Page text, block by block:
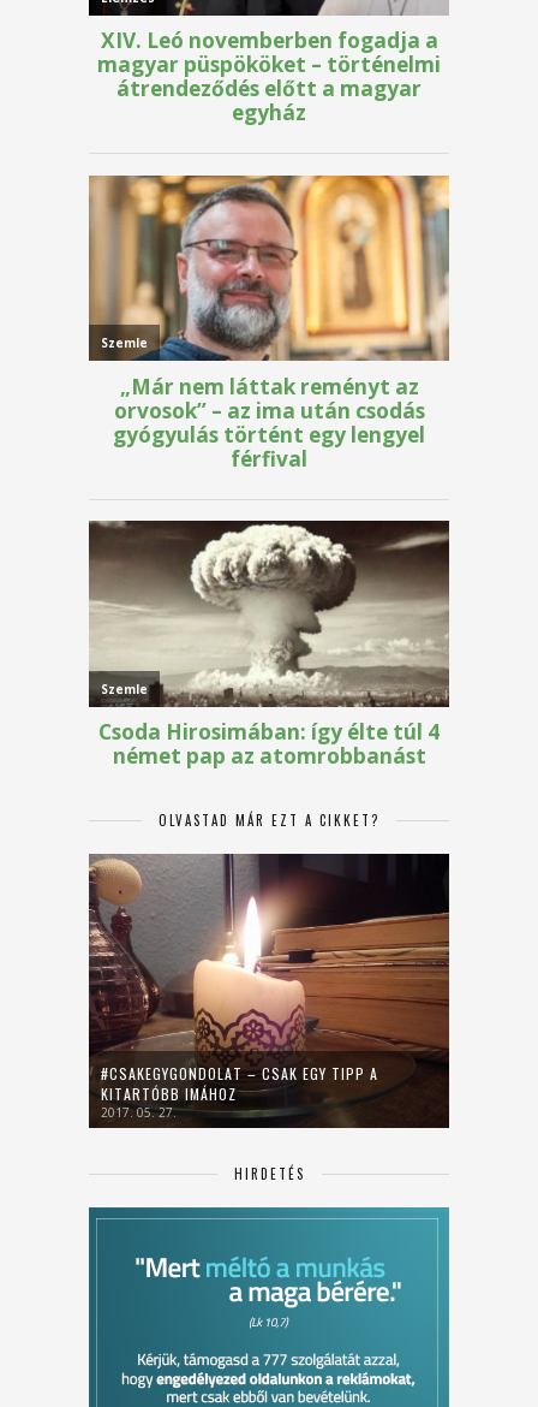
OLVASTAD MÁR EZT A CIKKET?
#CSAKEGYGONDOLAT – CSAK EGY TIPP A
KITARTÓBB IMÁHOZ
2017. 05. 27.
HIRDETÉS